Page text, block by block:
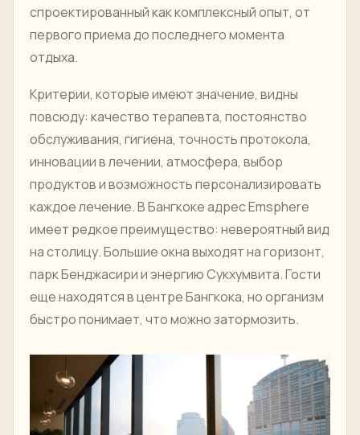
спроектированный как комплексный опыт, от
первого приема до последнего момента
отдыха.
Критерии, которые имеют значение, видны
повсюду: качество терапевта, постоянство
обслуживания, гигиена, точность протокола,
инновации в лечении, атмосфера, выбор
продуктов и возможность персонализировать
каждое лечение. В Бангкоке адрес Emsphere
имеет редкое преимущество: невероятный вид
на столицу. Большие окна выходят на горизонт,
парк Бенджасири и энергию Сукхумвита. Гости
еще находятся в центре Бангкока, но организм
быстро понимает, что можно затормозить.